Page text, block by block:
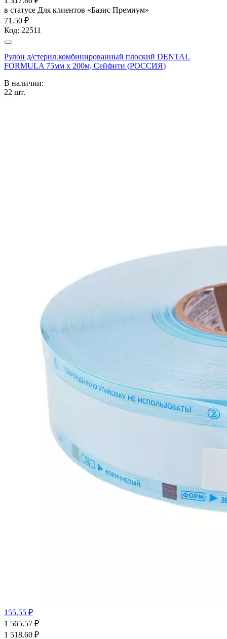
в статусе Для клиентов «Базис Премиум»
71.50 ₽
Код: 22511
Рулон д/стерил.комбинированный плоский DENTAL
FORMULA 75мм х 200м, Сейфити (РОССИЯ)
В наличии:
22 шт.
155.55 ₽
1 565.57 ₽
1 518.60 ₽